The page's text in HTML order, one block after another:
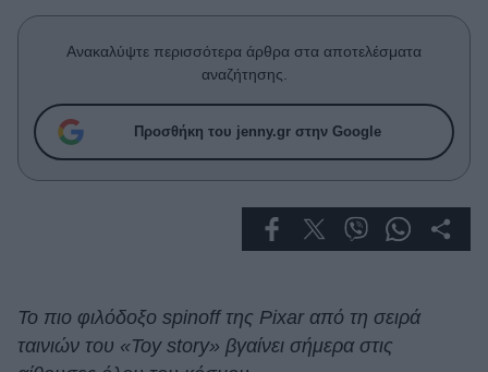
Πρόσωπα
Συνεντεύξεις
Who
True Stories
Living
Ανακαλύψτε περισσότερα άρθρα στα αποτελέσματα
αναζήτησης.
Προσθήκη του jenny.gr στην Google
Το πιο φιλόδοξο spinoff της Pixar από τη σειρά
ταινιών του «Toy story» βγαίνει σήμερα στις